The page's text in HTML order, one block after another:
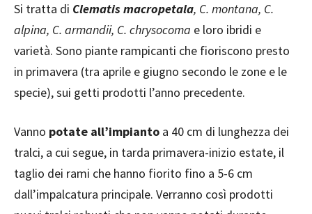
Si tratta di Clematis macropetala, C. montana, C.
alpina, C. armandii, C. chrysocoma e loro ibridi e
varietà. Sono piante rampicanti che fioriscono presto
in primavera (tra aprile e giugno secondo le zone e le
specie), sui getti prodotti l’anno precedente.
Vanno potate all’impianto a 40 cm di lunghezza dei
tralci, a cui segue, in tarda primavera-inizio estate, il
taglio dei rami che hanno fiorito fino a 5-6 cm
dall’impalcatura principale. Verranno così prodotti